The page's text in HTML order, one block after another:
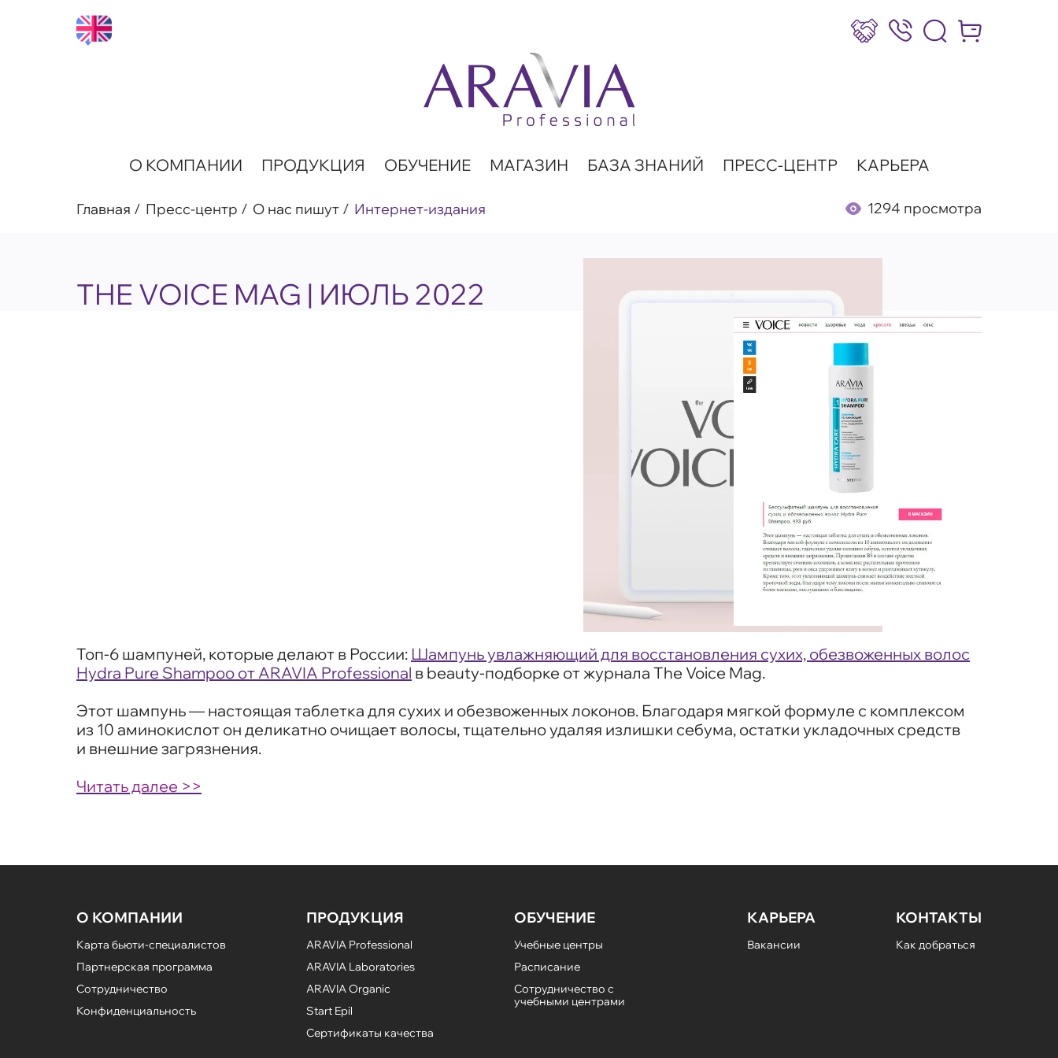
Сотрудничество
8 (800) 777-17-39
Интернет-
О КОМПАНИИ ПРОДУКЦИЯ ОБУЧЕНИЕ МАГАЗИН БАЗА ЗНАНИЙ ПРЕСС-ЦЕНТР КАРЬЕРА
Главная Пресс-центр О нас пишут Интернет-издания 1294 просмотра
THE VOICE MAG | ИЮЛЬ 2022
Топ-6 шампуней, которые делают в России: Шампунь увлажняющий для восстановления сухих, обезвоженных волос
Hydra Pure Shampoo от ARAVIA Professional в beauty-подборке от журнала The Voice Mag.
Этот шампунь — настоящая таблетка для сухих и обезвоженных локонов. Благодаря мягкой формуле с комплексом
из 10 аминокислот он деликатно очищает волосы, тщательно удаляя излишки себума, остатки укладочных средств
и внешние загрязнения.
Читать далее >>
О КОМПАНИИ
Карта бьюти-специалистов
Партнерская программа
Сотрудничество
Конфиденциальность
ПРОДУКЦИЯ
ARAVIA Professional
ARAVIA Laboratories
ARAVIA Organic
Start Epil
Сертификаты качества
ОБУЧЕНИЕ
Учебные центры
Расписание
Сотрудничество с
учебными центрами
КАРЬЕРА
Вакансии
КОНТАКТЫ
Как добраться